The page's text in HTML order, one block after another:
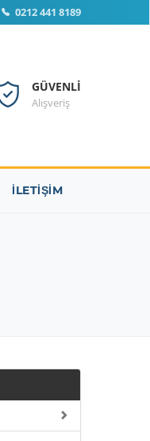
0212 441 8189
GÜVENLI
Alışveriş
İLETIŞIM